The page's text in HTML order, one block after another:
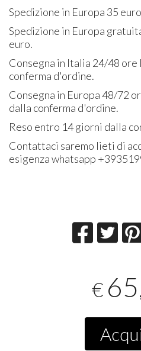
Spedizione in Europa 35
Spedizione in Europa
euro.
Consegna in Italia 24/48
conferma d'ordine.
Consegna in Europa 48/72
dalla conferma d'ordine.
Reso entro 14 giorni dalla
Contattaci saremo lieti di
esigenza whatsapp
€ 65